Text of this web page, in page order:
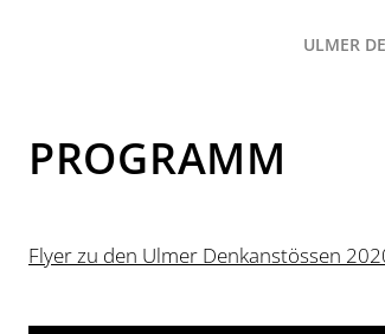
ULMER
PROGRAMM
Flyer zu den Ulmer Denkanstössen